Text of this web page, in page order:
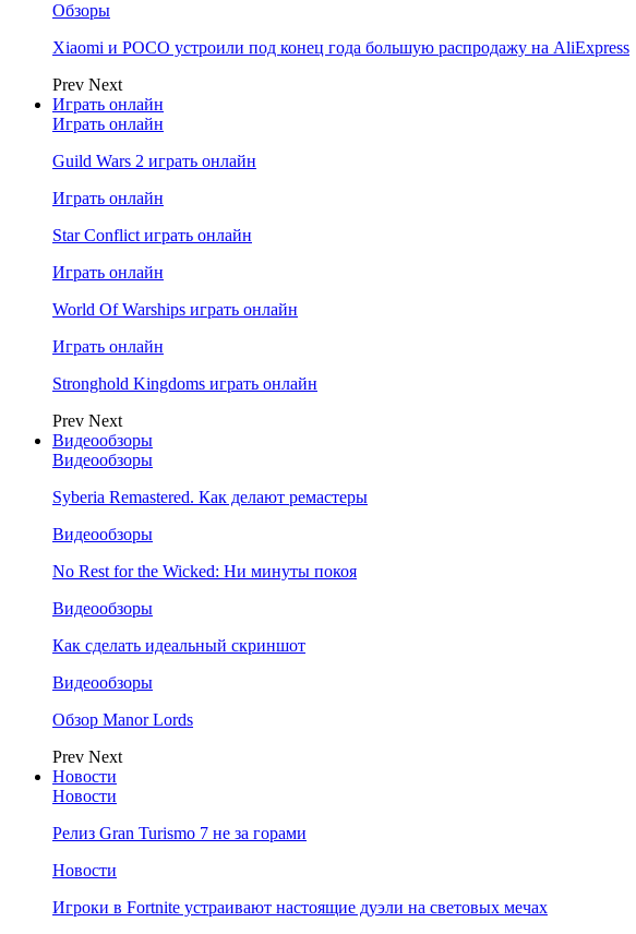
Обзоры
Xiaomi и POCO устроили под конец года большую распродажу на AliExpress
Prev Next
Играть онлайн
Играть онлайн
Guild Wars 2 играть онлайн
Играть онлайн
Star Conflict играть онлайн
Играть онлайн
World Of Warships играть онлайн
Играть онлайн
Stronghold Kingdoms играть онлайн
Prev Next
Видеообзоры
Видеообзоры
Syberia Remastered. Как делают ремастеры
Видеообзоры
No Rest for the Wicked: Ни минуты покоя
Видеообзоры
Как сделать идеальный скриншот
Видеообзоры
Обзор Manor Lords
Prev Next
Новости
Новости
Релиз Gran Turismo 7 не за горами
Новости
Игроки в Fortnite устраивают настоящие дуэли на световых мечах